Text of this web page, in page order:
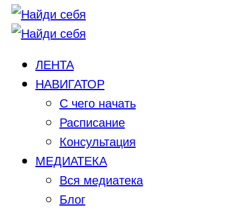
ЛЕНТА
НАВИГАТОР
С чего начать
Расписание
Консультация
МЕДИАТЕКА
Вся медиатека
Блог